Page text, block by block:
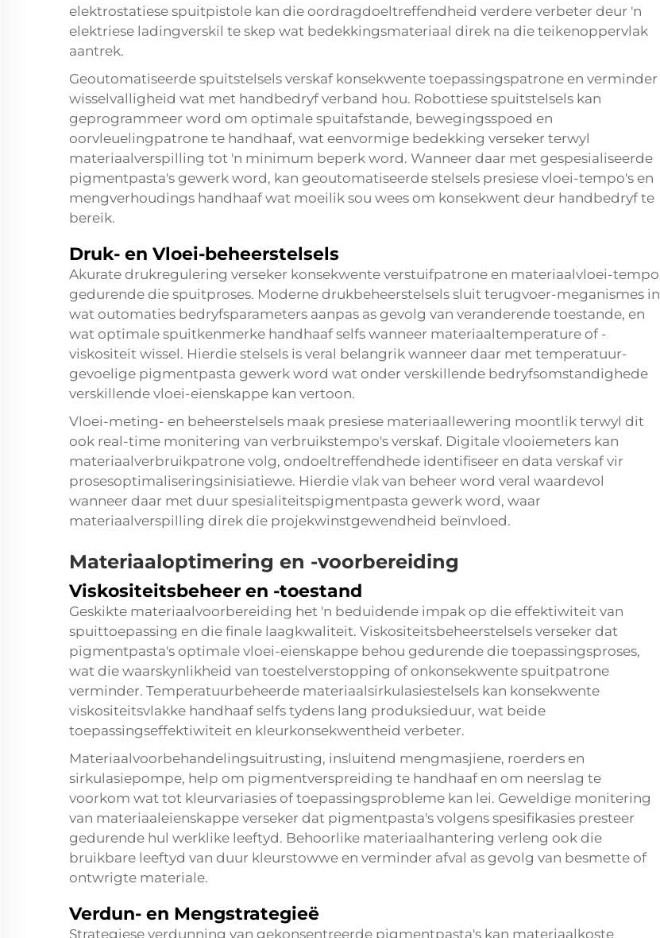
elektrostatiese spuitpistole kan die oordragdoeltreffendheid verdere verbeter deur 'n
elektriese ladingverskil te skep wat bedekkingsmateriaal direk na die teikenoppervlak
aantrek.
Geoutomatiseerde spuitstelsels verskaf konsekwente toepassingspatrone en verminder
wisselvalligheid wat met handbedryf verband hou. Robottiese spuitstelsels kan
geprogrammeer word om optimale spuitafstande, bewegingsspoed en
oorvleuelingpatrone te handhaaf, wat eenvormige bedekking verseker terwyl
materiaalverspilling tot 'n minimum beperk word. Wanneer daar met gespesialiseerde
pigmentpasta's gewerk word, kan geoutomatiseerde stelsels presiese vloei-tempo's en
mengverhoudings handhaaf wat moeilik sou wees om konsekwent deur handbedryf te
bereik.
Druk- en Vloei-beheerstelsels
Akurate drukregulering verseker konsekwente verstuifpatrone en materiaalvloei-tempo
gedurende die spuitproses. Moderne drukbeheerstelsels sluit terugvoer-meganismes in
wat outomaties bedryfsparameters aanpas as gevolg van veranderende toestande, en
wat optimale spuitkenmerke handhaaf selfs wanneer materiaaltemperature of -
viskositeit wissel. Hierdie stelsels is veral belangrik wanneer daar met temperatuur-
gevoelige pigmentpasta gewerk word wat onder verskillende bedryfsomstandighede
verskillende vloei-eienskappe kan vertoon.
Vloei-meting- en beheerstelsels maak presiese materiaallewering moontlik terwyl dit
ook real-time monitering van verbruikstempo's verskaf. Digitale vlooiemeters kan
materiaalverbruikpatrone volg, ondoeltreffendhede identifiseer en data verskaf vir
prosesoptimaliseringsinisiatiewe. Hierdie vlak van beheer word veral waardevol
wanneer daar met duur spesialiteitspigmentpasta gewerk word, waar
materiaalverspilling direk die projekwinstgewendheid beïnvloed.
Materiaaloptimering en -voorbereiding
Viskositeitsbeheer en -toestand
Geskikte materiaalvoorbereiding het 'n beduidende impak op die effektiwiteit van
spuittoepassing en die finale laagkwaliteit. Viskositeitsbeheerstelsels verseker dat
pigmentpasta's optimale vloei-eienskappe behou gedurende die toepassingsproses,
wat die waarskynlikheid van toestelverstopping of onkonsekwente spuitpatrone
verminder. Temperatuurbeheerde materiaalsirkulasiestelsels kan konsekwente
viskositeitsvlakke handhaaf selfs tydens lang produksieduur, wat beide
toepassingseffektiwiteit en kleurkonsekwentheid verbeter.
Materiaalvoorbehandelingsuitrusting, insluitend mengmasjiene, roerders en
sirkulasiepompe, help om pigmentverspreiding te handhaaf en om neerslag te
voorkom wat tot kleurvariasies of toepassingsprobleme kan lei. Geweldige monitering
van materiaaleienskappe verseker dat pigmentpasta's volgens spesifikasies presteer
gedurende hul werklike leeftyd. Behoorlike materiaalhantering verleng ook die
bruikbare leeftyd van duur kleurstowwe en verminder afval as gevolg van besmette of
ontwrigte materiale.
Verdun- en Mengstrategieë
Strategiese verdunning van gekonsentreerde pigmentpasta's kan materiaalkoste